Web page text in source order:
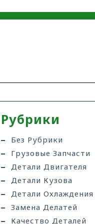
Рубрики
Без Рубрики
Грузовые Запчасти
Детали Двигателя
Детали Кузова
Детали Охлаждения
Замена Делатей
Качество Деталей